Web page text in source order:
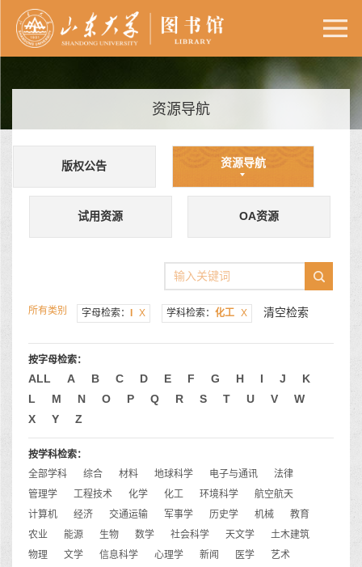
资源导航
版权公告 资源导航
试用资源 OA资源
所有类别 字母检索： X 学科检索： 化工 X 清空检索
按字母检索：
ALL A B C D E F G H I J
K
L
M N O P Q R S T U V
W
X
Y Z
按学科检索：
全部学科
综合 材料 地球科学 电子与通讯
法律
管理学
工程技术 化学 化工 环境科学
航空航天
计算机
经济 交通运输 军事学 历史学 机械
教育
农业
能源 生物 数学 社会科学 天文学
土木建筑
物理
文学 信息科学 心理学 新闻 医学
艺术